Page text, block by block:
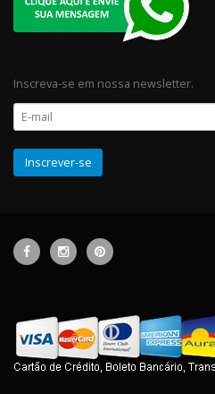
Inscreva-se em nossa newsletter.